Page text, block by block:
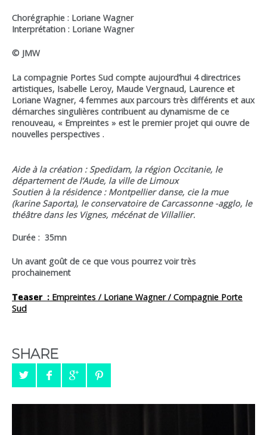
Chorégraphie : Loriane Wagner
Interprétation : Loriane Wagner
© JMW
La compagnie Portes Sud compte aujourd’hui 4 directrices
artistiques, Isabelle Leroy, Maude Vergnaud, Laurence et
Loriane Wagner, 4 femmes aux parcours très différents et aux
démarches singulières contribuent au dynamisme de ce
renouveau, « Empreintes » est le premier projet qui ouvre de
nouvelles perspectives .
Aide à la création : Spedidam, la région Occitanie, le
département de l’Aude, la ville de Limoux
Soutien à la résidence : Montpellier danse, cie la mue
(karine Saporta), le conservatoire de Carcassonne -agglo, le
théâtre dans les Vignes, mécénat de Villallier.
Durée : 35mn
Un avant goût de ce que vous pourrez voir très
prochainement
Teaser : Empreintes / Loriane Wagner / Compagnie Porte
Sud
SHARE